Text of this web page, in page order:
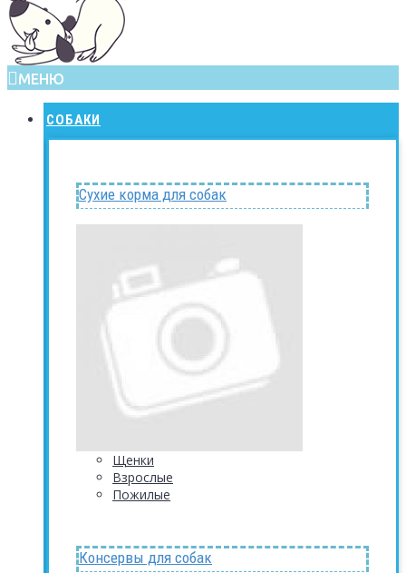
МЕНЮ
СОБАКИ
Сухие корма для собак
Щенки
Взрослые
Пожилые
Консервы для собак